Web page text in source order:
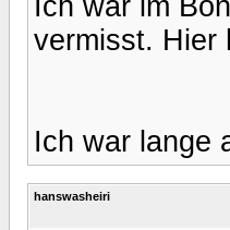
vermisst. Hier
Ich war lange
hanswasheiri